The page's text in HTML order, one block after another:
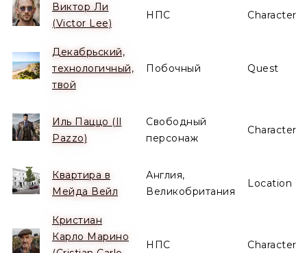
Виктор Ли
(Victor Lee)
НПС Character
Декабрьский,
технологичный,
твой
Побочный Quest
Иль Паццо (Il
Pazzo)
Свободный
персонаж
Character
Квартира в
Мейда Вейл
Англия,
Великобритания
Location
Кристиан
Карло Марино
НПС Character